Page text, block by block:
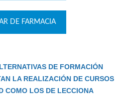
DE FARMACIA
DE FORMACIÓN
LA REALIZACIÓN DE CURSOS
COMO LOS DE LECCIONA